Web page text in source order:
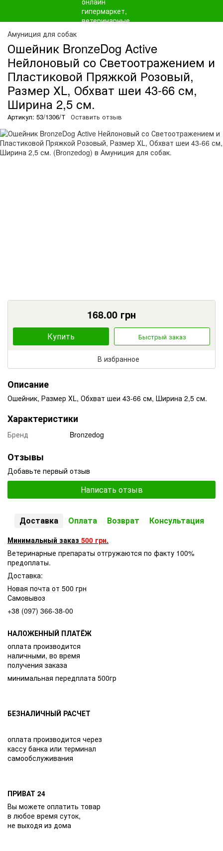
Амуниция для собак
Ошейник BronzeDog Active
Нейлоновый со Светоотражением и
Пластиковой Пряжкой Розовый,
Размер ХL, Обхват шеи 43-66 см,
Ширина 2,5 см.
Артикул: 53/1306/Т Оставить отзыв
168.00 грн
Купить Быстрый заказ
В избранное
Описание
Ошейник, Размер ХL, Обхват шеи 43-66 см, Ширина 2,5 см.
Характеристики
Бренд Bronzedog
Отзывы
Добавьте первый отзыв
Написать отзыв
Доставка Оплата Возврат Консультация
Минимальный заказ 500 грн.
Ветеринарные препараты отгружаются по факту 100%
предоплаты.
Доставка:
Новая почта от 500 грн
Самовывоз
+38 (097) 366-38-00
НАЛОЖЕННЫЙ ПЛАТЁЖ
оплата производится
наличными, во время
получения заказа
минимальная передплата 500гр
БЕЗНАЛИЧНЫЙ РАСЧЕТ
оплата производится через
кассу банка или терминал
самообслуживания
ПРИВАТ 24
Вы можете оплатить товар
в любое время суток,
не выходя из дома